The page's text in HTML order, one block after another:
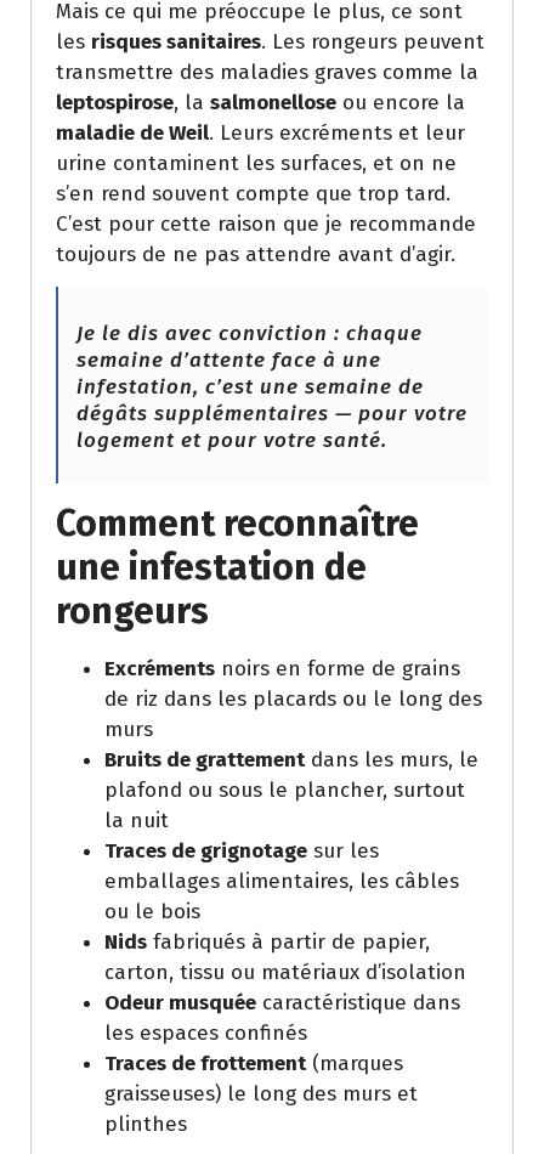
Mais ce qui me préoccupe le plus, ce sont
les risques sanitaires. Les rongeurs peuvent
transmettre des maladies graves comme la
leptospirose, la salmonellose ou encore la
maladie de Weil. Leurs excréments et leur
urine contaminent les surfaces, et on ne
s’en rend souvent compte que trop tard.
C’est pour cette raison que je recommande
toujours de ne pas attendre avant d’agir.
Je le dis avec conviction : chaque
semaine d’attente face à une
infestation, c’est une semaine de
dégâts supplémentaires — pour votre
logement et pour votre santé.
Comment reconnaître
une infestation de
rongeurs
Excréments noirs en forme de grains
de riz dans les placards ou le long des
murs
Bruits de grattementdans les murs, le
plafond ou sous le plancher, surtout
la nuit
Traces de grignotage sur les
emballages alimentaires, les câbles
ou le bois
Nids fabriqués à partir de papier,
carton, tissu ou matériaux d’isolation
Odeur musquée caractéristique dans
les espaces confinés
Traces de frottement(marques
graisseuses) le long des murs et
plinthes